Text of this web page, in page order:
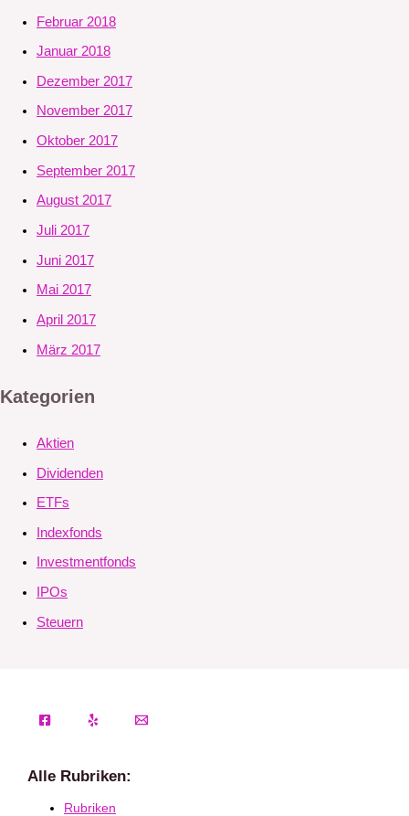
Februar 2018
Januar 2018
Dezember 2017
November 2017
Oktober 2017
September 2017
August 2017
Juli 2017
Juni 2017
Mai 2017
April 2017
März 2017
Kategorien
Aktien
Dividenden
ETFs
Indexfonds
Investmentfonds
IPOs
Steuern
Alle Rubriken:
Rubriken